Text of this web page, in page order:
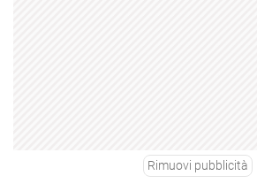
Rimuovi pubblicità